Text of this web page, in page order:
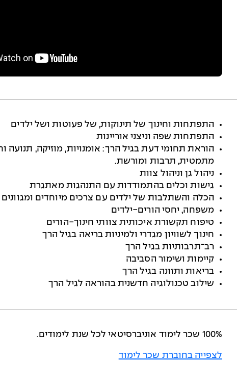
התפתחות וחינוך של תינוקות, של פעוטות ושל ילדים
התפתחות שפה וניצני אוריינות
הוראת תחומי דעת בגיל הרך: אומנויות, מוזיקה, תנועה
מתמטית, תרבות ומורשת.
ניהול גן וניהול צוות
גישות וכלים בהתמודדות עם התנהגות מאתגרת
הכלה והשתלבות של ילדים עם צרכים מיוחדים ומגוונים
משפחה, יחסי הורים-ילדים
טיפוח תקשורת איכותית צוותי חינוך-הורים
חינוך לשוויון מגדרי ולמיניות בריאה בגיל הרך
רב־תרבותיות בגיל הרך
קיימות ושימור הסביבה
בריאות ותזונה בגיל הרך
שילוב טכנולוגיה חדשנית בהוראה לגיל הרך
100% שכר לימוד אוניברסיטאי לכל שנת לימודים.
לצפייה בחוברת שכר לימוד